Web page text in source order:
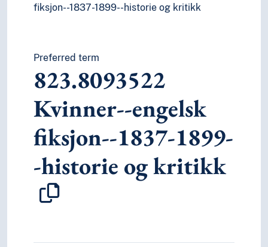
fiksjon--1837-1899--historie og kritikk
Preferred term
823.8093522
Kvinner--engelsk
fiksjon--1837-1899-
-historie og kritikk